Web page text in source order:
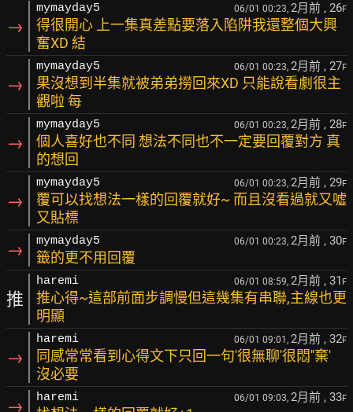
→
mymayday5 06/01 00:23, 2月前 , 26F
得很開心 上一集真差點要落入陷阱我還整個大興
奮XD 結
→
mymayday5 06/01 00:23, 2月前 , 27F
果沒想到半集就被弟弟撈回來XD 只能說看劇很主
觀啦 每
→
mymayday5 06/01 00:23, 2月前 , 28F
個人喜好也不同 想法不同也不一定要回覆對方 真
的想回
→
mymayday5 06/01 00:23, 2月前 , 29F
覆可以找想法一樣的回覆就好~ 而且沒看過就又噓
又貼標
→ mymayday5 06/01 00:23, 2月前 , 30F
籤的更不用回覆
推
haremi 06/01 08:59, 2月前 , 31 F
推心得~這部前面步調慢但這幾集有串聯,主線也更
明顯
→
haremi 06/01 09:01, 2月前 , 32F
同感常常看到心得文下只回一句'很無聊'很悶''棄'
沒必要
→ haremi 06/01 09:03, 2月前 , 33F